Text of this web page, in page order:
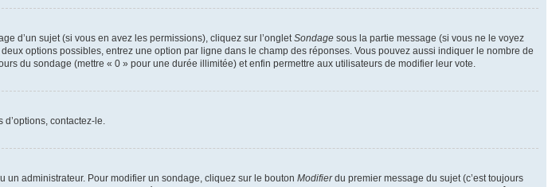
d’un sujet (si vous en avez les permissions), cliquez sur l’onglet Sondage sous la partie message (si vous ne le voyez
options possibles, entrez une option par ligne dans le champ des réponses. Vous pouvez aussi indiquer le nombre de
du sondage (mettre « 0 » pour une durée illimitée) et enfin permettre aux utilisateurs de modifier leur vote.
contactez-le.
administrateur. Pour modifier un sondage, cliquez sur le bouton Modifierdu premier message du sujet (c’est toujours